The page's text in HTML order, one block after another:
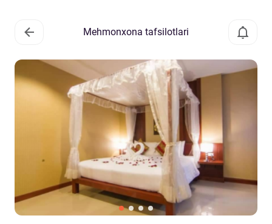
Mehmonxona tafsilotlari